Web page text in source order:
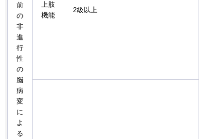
前
の
非
進
行
性
の
脳
病
変
に
よ
る
上肢
機能
2級以上